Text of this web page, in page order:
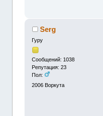
Serg
Гуру
Сообщений: 1038
Репутация: 23
Пол:
2006 Воркута